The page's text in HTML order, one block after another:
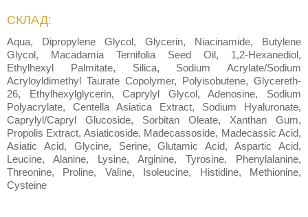
СКЛАД:
Aqua, Dipropylene Glycol, Glycerin, Niacinamide, Butylene
Glycol, Macadamia Ternifolia Seed Oil, 1,2-Hexanediol,
Ethylhexyl Palmitate, Silica, Sodium Acrylate/Sodium
Acryloyldimethyl Taurate Copolymer, Polyisobutene, Glycereth-
26, Ethylhexylglycerin, Caprylyl Glycol, Adenosine, Sodium
Polyacrylate, Centella Asiatica Extract, Sodium Hyaluronate,
Caprylyl/Capryl Glucoside, Sorbitan Oleate, Xanthan Gum,
Propolis Extract, Asiaticoside, Madecassoside, Madecassic Acid,
Asiatic Acid, Glycine, Serine, Glutamic Acid, Aspartic Acid,
Leucine, Alanine, Lysine, Arginine, Tyrosine, Phenylalanine,
Threonine, Proline, Valine, Isoleucine, Histidine, Methionine,
Cysteine